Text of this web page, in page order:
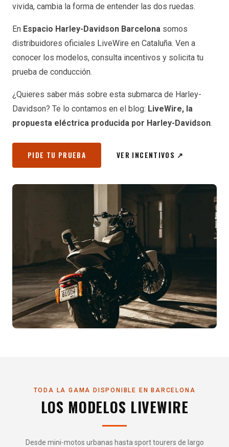
vivida, cambia la forma de entender las dos ruedas.
En Espacio Harley-Davidson Barcelona somos
distribuidores oficiales LiveWire en Cataluña. Ven a
conocer los modelos, consulta incentivos y solicita tu
prueba de conducción.
¿Quieres saber más sobre esta submarca de Harley-
Davidson? Te lo contamos en el blog: LiveWire, la
propuesta eléctrica producida por Harley-Davidson.
PIDE TU PRUEBA VER INCENTIVOS ↗
TODA LA GAMA DISPONIBLE EN BARCELONA
LOS MODELOS LIVEWIRE
Desde mini-motos urbanas hasta sport tourers de largo